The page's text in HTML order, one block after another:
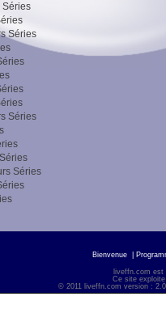
Séries
Séries
Séries
Séries
Bienvenue
liveffn.com est
Ce site
© 2011 liveffn.com version :